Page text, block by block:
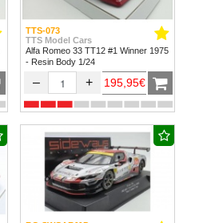
TTS-073
TTS Model Cars
Alfa Romeo 33 TT12 #1 Winner 1975
- Resin Body 1/24
– + 195,95€